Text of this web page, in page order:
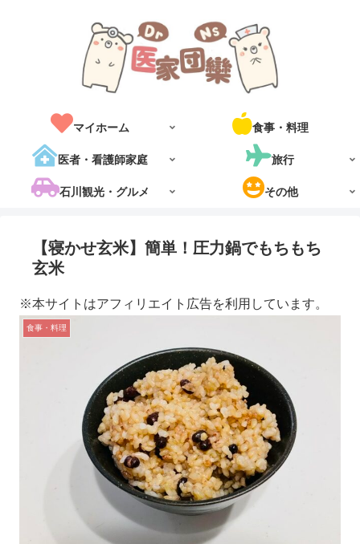
マイホーム 食事・料理
医者・看護師家庭 旅行
石川観光・グルメ その他
【寝かせ玄米】簡単！圧力鍋でもちもち
玄米
※本サイトはアフィリエイト広告を利用しています。
食事・料理